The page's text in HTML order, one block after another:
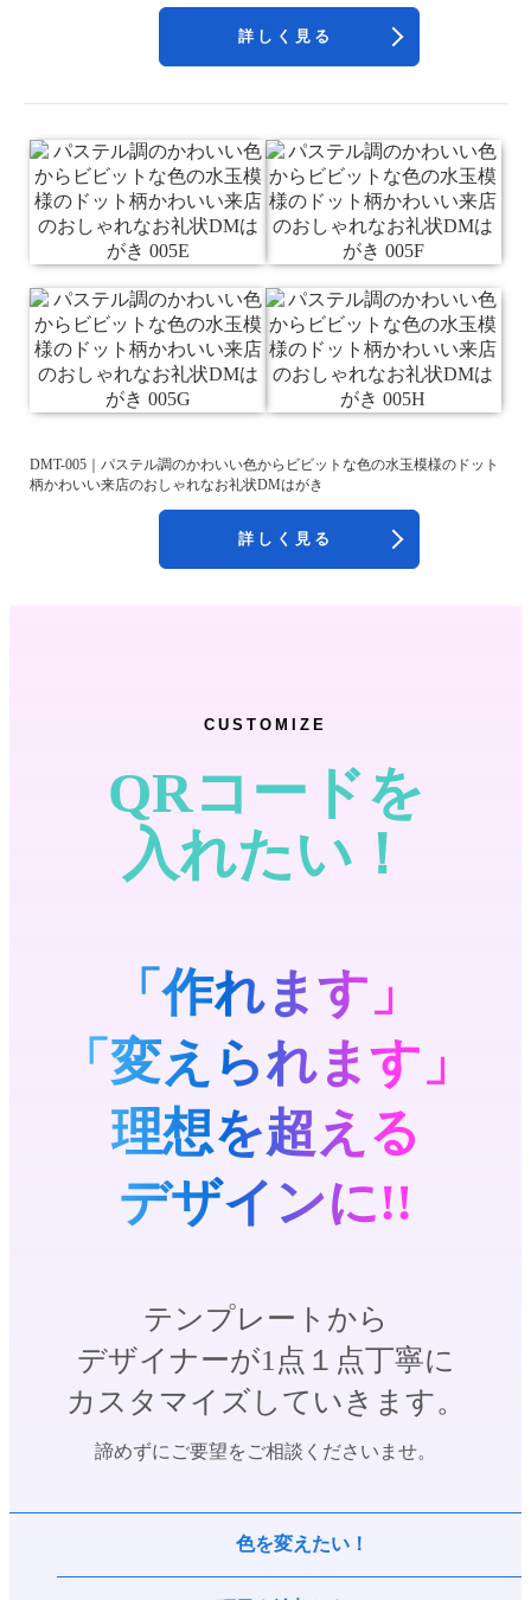
詳しく見る
DMT-005｜パステル調のかわいい色からビビットな色の水玉模様のドット
柄かわいい来店のおしゃれなお礼状DMはがき
詳しく見る
CUSTOMIZE
「作れます」
「変えられます」
理想を超える
デザインに!!
テンプレートから
デザイナーが1点１点丁寧に
カスタマイズしていきます。
諦めずにご要望をご相談くださいませ。
色を変えたい！